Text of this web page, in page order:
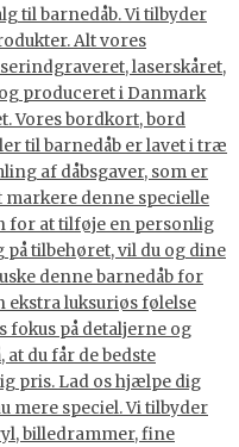
til barnedåb. Vi tilbyder
Alt vores
laserskåret,
produceret i Danmark
Vores bordkort, bord
til barnedåb er lavet i træ
af dåbsgaver, som er
denne specielle
for at tilføje en personlig
tilbehøret, vil du og dine
denne barnedåb for
ekstra luksuriøs følelse
fokus på detaljerne og
at du får de bedste
pris. Lad os hjælpe dig
mere speciel. Vi tilbyder
billedrammer, fine